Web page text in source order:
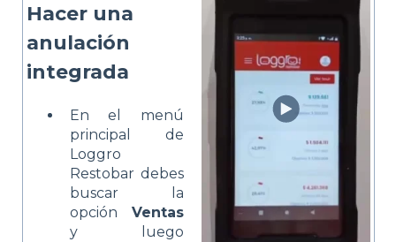
Hacer una
anulación
integrada
En el menú
principal de
Loggro
Restobar debes
buscar la
opciónVentas
y luego